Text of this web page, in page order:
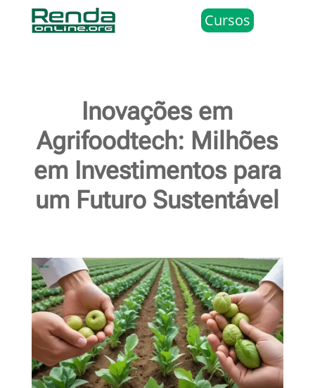
Cursos
Inovações em
Agrifoodtech: Milhões
em Investimentos para
um Futuro Sustentável